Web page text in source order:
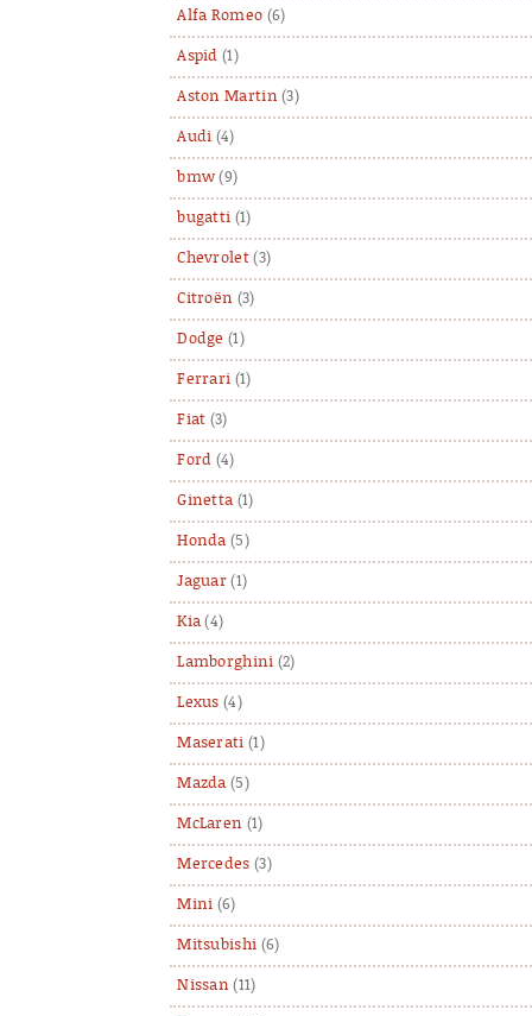
Alfa Romeo (6)
Aspid (1)
Aston Martin (3)
Audi (4)
bmw (9)
bugatti (1)
Chevrolet(3)
Citroën (3)
Dodge (1)
Ferrari (1)
Fiat (3)
Ford (4)
Ginetta (1)
Honda (5)
Jaguar (1)
Kia (4)
Lamborghini (2)
Lexus (4)
Maserati (1)
Mazda (5)
McLaren (1)
Mercedes (3)
Mini (6)
Mitsubishi (6)
Nissan (11)